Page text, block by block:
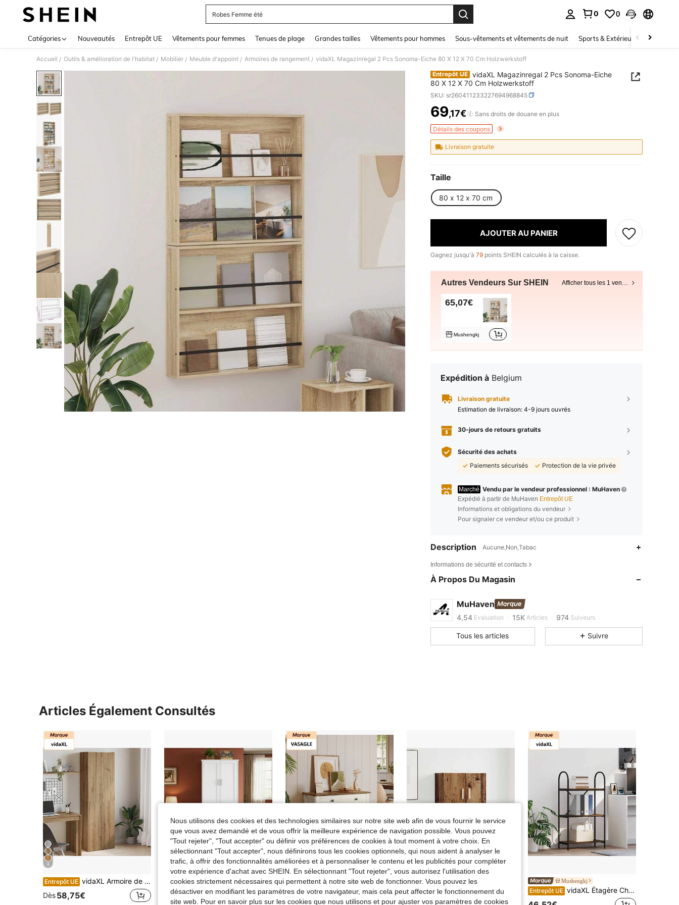
Robes Femme été
0 0
Catégories Nouveautés Entrepôt UE Vêtements pour femmes Tenues de plage Grandes tailles Vêtements pour hommes Sous-vêtements et vêtements de nuit Sports & Extérieur Enfants
Accueil / Outils & amélioration de l'habitat / Mobilier / Meuble d'appoint / Armoires de rangement / vidaXL Magazinregal 2 Pcs Sonoma-Eiche 80 X 12 X 70 Cm Holzwerkstoff
Entrepôt UE vidaXL Magazinregal 2 Pcs Sonoma-Eiche
80 X 12 X 70 Cm Holzwerkstoff
SKU: sr260411233227694968845
PRICE AND AVAILABILITY
69,17€
Sans droits de douane en plus
Détails des coupons
Livraison gratuite
Taille
80 x 12 x 70 cm
AJOUTER AU PANIER
Gagnez jusqu'à 79 points SHEIN calculés à la caisse.
Autres Vendeurs Sur SHEIN Afficher tous les 1 vendeurs
65,07€
Mushengkj
Expédition à Belgium
Livraison gratuite
Estimation de livraison: 4-9 jours ouvrés
30-jours de retours gratuits
Sécurité des achats
Paiements sécurisés
Protection de la vie privée
Marché Vendu par le vendeur professionnel : MuHaven
Expédié à partir de MuHaven Entrepôt UE
Informations et obligations du vendeur
Pour signaler ce vendeur et/ou ce produit
Description Aucune,Non,Tabac
Informations de sécurité et contacts
À Propos Du Magasin
MuHaven
4,54
15K
j***7 est en train de naviguer
4,54 Evaluation 15K Articles 974 Suiveurs
4,54
4,54
15K
974
Tous les articles Suivre
Articles Également Consultés
8
Entrepôt UE vidaXL Armoire de bureau, classeur, armoire multifonctionnelle, armoire de rangement, meuble d'appoint, armoire de bureau en bois, chêne foncé, kaki, 60 x 32 x 190 cm, bois d'ingénierie
Dès58,75€
Entrepôt UE Armoire de rangement haute autoportante pour salle de bain, avec 4 portes et 6 étagères réglables, armoire à linge étroite en bois, armoire haute multifonctionnelle pour salle de bain, cuisine, salon, entrée, blanche
124,49€
Économiser 9,99€
SONGMICS HOME FR 2
Entrepôt UE -12% VASAGLE Buffet, Meuble de Rangement avec Tiroir, Meuble de Cuisine avec Portes et Étagère Réglable en Hauteur, Style Campagne, pour Salon, Salle à Manger, Blanc Rustique et Marron Miel
MuHaven
Entrepôt UE vidaXL Wandschrank Wandmontiert Altholz 60 X 31 X 70 Cm Holzwerkstoff
Mushengkj
Entrepôt UE vidaXL Étagère Chêne fumé 60 x 30 x 109 cm Bois d'ingénierie
Nous utilisons des cookies et des technologies similaires sur notre site web afin de vous fournir le service
que vous avez demandé et de vous offrir la meilleure expérience de navigation possible. Vous pouvez
"Tout rejeter", "Tout accepter" ou définir vos préférences de cookies à tout moment à votre choix. En
sélectionnant "Tout accepter", nous définirons tous les cookies optionnels, qui nous aident à analyser le
trafic, à offrir des fonctionnalités améliorées et à personnaliser le contenu et les publicités pour compléter
votre expérience d'achat avec SHEIN. En sélectionnant "Tout rejeter", vous autorisez l'utilisation des
cookies strictement nécessaires qui permettent à notre site web de fonctionner. Vous pouvez les
désactiver en modifiant les paramètres de votre navigateur, mais cela peut affecter le fonctionnement du
site web. Pour en savoir plus sur les cookies que nous utilisons et pour ajuster vos paramètres de cookies